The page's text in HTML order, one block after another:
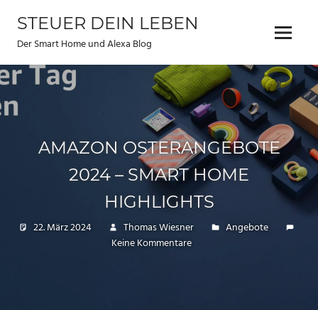
Inhalt
springen
STEUER DEIN LEBEN
Der Smart Home und Alexa Blog Menu
AMAZON OSTERANGEBOTE
2024 – SMART HOME
HIGHLIGHTS
22. März 2024 Thomas Wiesner
Angebote
Keine Kommentare